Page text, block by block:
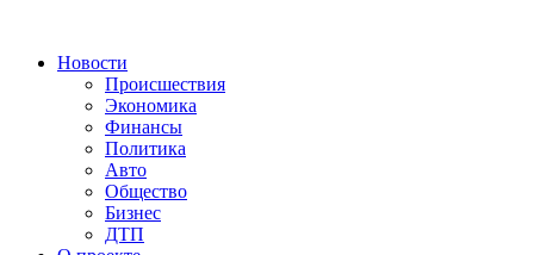
Новости
Происшествия
Экономика
Финансы
Политика
Авто
Общество
Бизнес
ДТП